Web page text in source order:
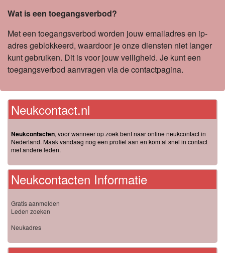
Wat is een toegangsverbod?
Met een toegangsverbod worden jouw emailadres en ip-
adres geblokkeerd, waardoor je onze diensten niet langer
kunt gebruiken. Dit is voor jouw veiligheid. Je kunt een
toegangsverbod aanvragen via de contactpagina.
Neukcontact.nl
Neukcontacten, voor wanneer op zoek bent naar online neukcontact in
Nederland. Maak vandaag nog een profiel aan en kom al snel in contact
met andere leden.
Neukcontacten Informatie
Gratis aanmelden
Leden zoeken
Neukadres